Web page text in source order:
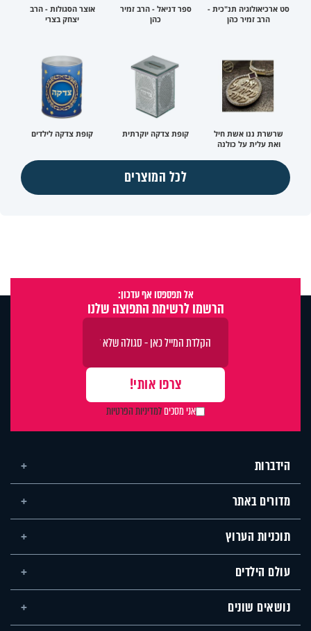
סט ארכיאולוגיה תנ"כית -
הרב זמיר כהן
ספר דניאל - הרב זמיר
כהן
אוצר הסגולות - הרב
יצחק בצרי
שרשרת ננו אשת חיל
ואת עלית על כולנה
קופת צדקה יוקרתית קופת צדקה לילדים
לכל המוצרים
אל תפספסו אף עדכון:
הרשמו לרשימת התפוצה שלנו
אני מסכיםלמדיניות הפרטיות
הידברות
מדורים באתר
תוכניות הערוץ
עולם הילדים
נושאים שונים